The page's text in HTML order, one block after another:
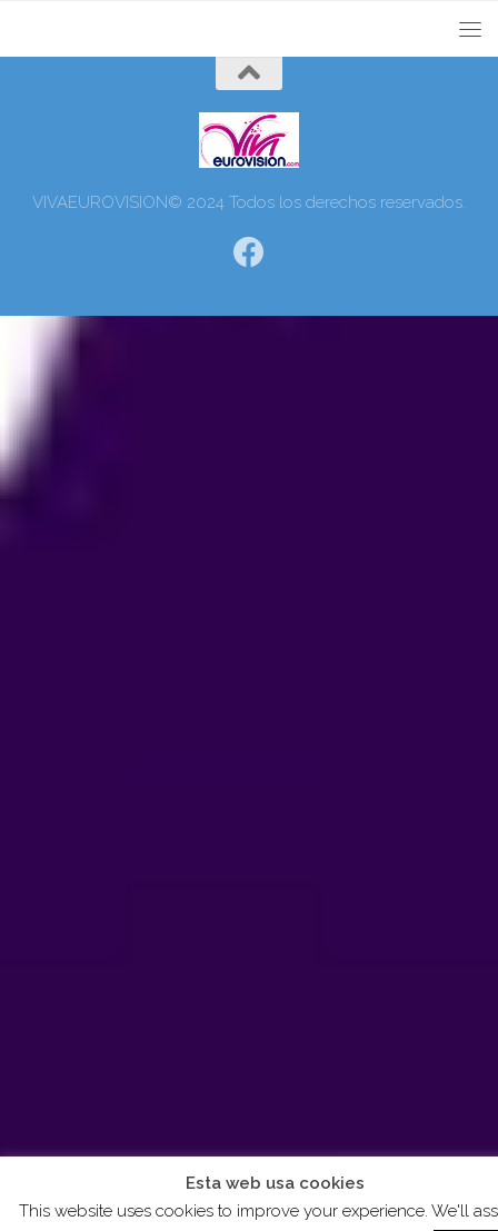
VIVAEUROVISION© 2024 Todos los derechos reservados.
Esta web usa cookies
This website uses cookies to improve your experience. We'll